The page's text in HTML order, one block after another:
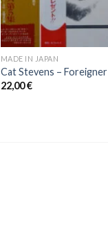
MADE IN JAPAN
Cat Stevens ‎– Foreigner
22,00€